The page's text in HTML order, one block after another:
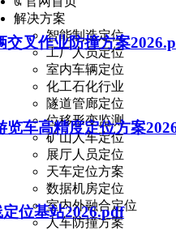
解决方案
智能制造定位
工厂人员定位
室内车辆定位
化工石化行业
隧道管廊定位
位移形变监测
矿山人车定位
展厅人员定位
天车定位方案
数据机房定位
室内外融合定位
人车防撞方案
交叉作业防撞方案
览车高精度定位方案
位基站2026.pdf